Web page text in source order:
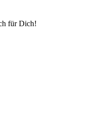
für Dich!